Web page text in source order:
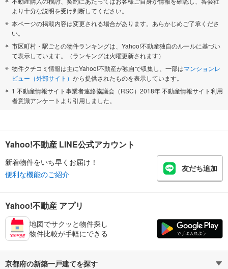
より十分な説明を受け判断してください。
本ページの掲載内容は変更される場合があります。あらかじめご了承くださ
い。
市区町村・駅ごとの物件ランキングは、Yahoo!不動産独自のルールに基づい
て表示しています。（ランキングは火曜更新されます）
物件クチコミ情報は主にYahoo!不動産が独自で収集し、一部はマンションレ
ビュー（外部サイト） から提供されたものを表示しています。
1 不動産情報サイト事業者連絡協議会（RSC）2018年 不動産情報サイト利用
者意識アンケートより引用しました。
Yahoo!不動産 LINE公式アカウント
新着物件をいち早くお届け！
便利な機能のご紹介
友だち追加
Yahoo!不動産 アプリ
地図でサクッと物件探し
物件比較が手軽にできる
京都府の新築一戸建てを探す